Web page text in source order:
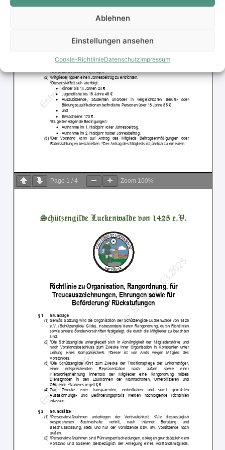
Ablehnen
Einstellungen ansehen
Cookie-RichtlinieDatenschutzImpressum
Page 1 / 4 Zoom 100%